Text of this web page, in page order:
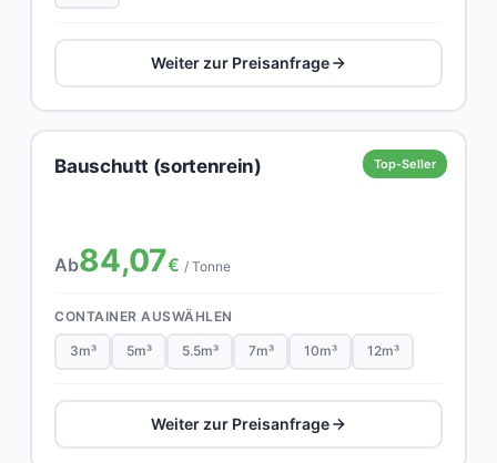
Weiter zur Preisanfrage
Top-Seller
Bauschutt (sortenrein)
Ab84,07€ / Tonne
CONTAINER AUSWÄHLEN
3m³ 5m³ 5.5m³ 7m³ 10m³ 12m³
Weiter zur Preisanfrage